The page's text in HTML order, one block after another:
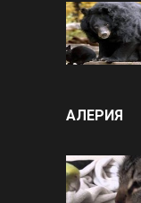
АЛЕРИЯ